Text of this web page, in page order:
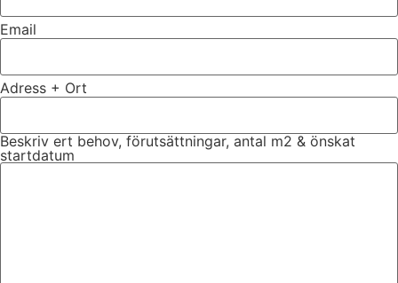
Email
Adress + Ort
Beskriv ert behov, förutsättningar, antal m2 & önskat
startdatum